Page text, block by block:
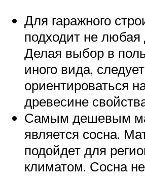
Для гаражного
подходит не любая
Делая выбор в
иного вида, следует
ориентироваться
древесине
Самым дешевым
является сосна.
подойдет для
климатом. Сосна не